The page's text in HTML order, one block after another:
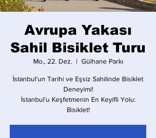
Avrupa Yakası
Sahil Bisiklet Turu
Mo., 22. Dez.
  |
Gülhane Parkı
İstanbul'un Tarihi ve Eşsiz Sahilinde Bisiklet
Deneyimi!
İstanbul'u Keşfetmenin En Keyifli Yolu:
Bisiklet!